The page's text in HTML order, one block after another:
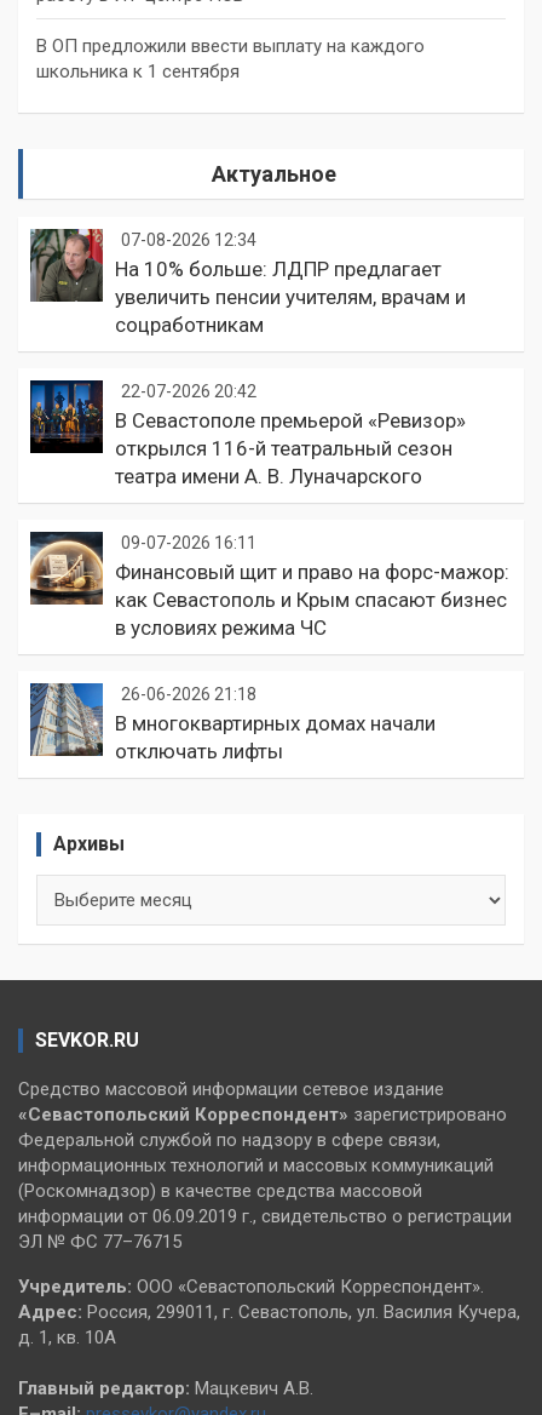
В ОП предложили ввести выплату на каждого
школьника к 1 сентября
Актуальное
07-08-2026 12:34
На 10% больше: ЛДПР предлагает
увеличить пенсии учителям, врачам и
соцработникам
22-07-2026 20:42
В Севастополе премьерой «Ревизор»
открылся 116-й театральный сезон
театра имени А. В. Луначарского
09-07-2026 16:11
Финансовый щит и право на форс-мажор:
как Севастополь и Крым спасают бизнес
в условиях режима ЧС
26-06-2026 21:18
В многоквартирных домах начали
отключать лифты
Архивы
SEVKOR.RU
Средство массовой информации сетевое издание
«Севастопольский Корреспондент» зарегистрировано
Федеральной службой по надзору в сфере связи,
информационных технологий и массовых коммуникаций
(Роскомнадзор) в качестве средства массовой
информации от 06.09.2019 г., свидетельство о регистрации
ЭЛ № ФС 77–76715
Учредитель: ООО «Севастопольский Корреспондент».
Адрес: Россия, 299011, г. Севастополь, ул. Василия Кучера,
д. 1, кв. 10А
Главный редактор: Мацкевич А.В.